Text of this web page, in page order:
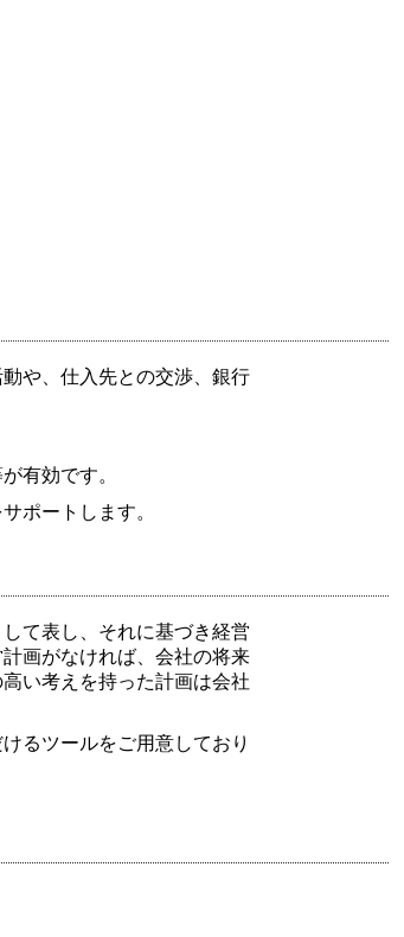
や、仕入先との交渉、銀行
有効です。
ポートします。
て表し、それに基づき経営
画がなければ、会社の将来
い考えを持った計画は会社
るツールをご用意しており